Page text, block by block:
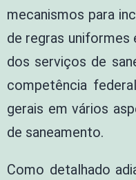
mecanismos para
de regras uniformes
dos serviços de
competência
gerais em vários
de saneamento.
Como detalhado